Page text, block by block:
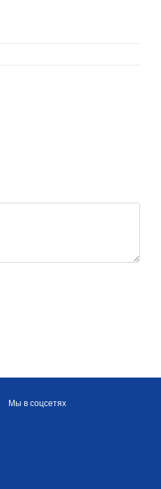
Мы в соцсетях